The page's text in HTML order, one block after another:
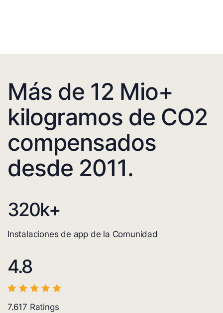
Más de 12 Mio+
kilogramos de CO2
compensados
desde 2011.
320k+
Instalaciones de app de la Comunidad
4.8
7.617 Ratings